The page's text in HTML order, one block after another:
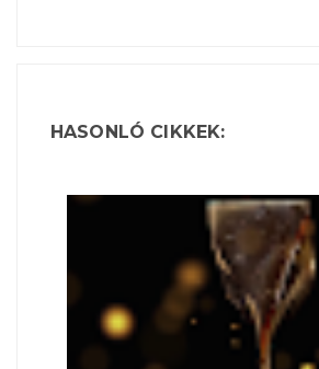
HASONLÓ CIKKEK: